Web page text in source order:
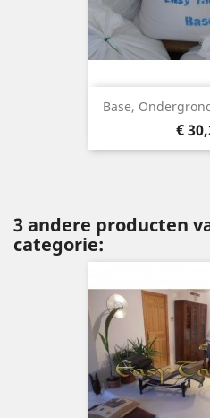
Base,
Prijs
€
3 andere producten
categorie: